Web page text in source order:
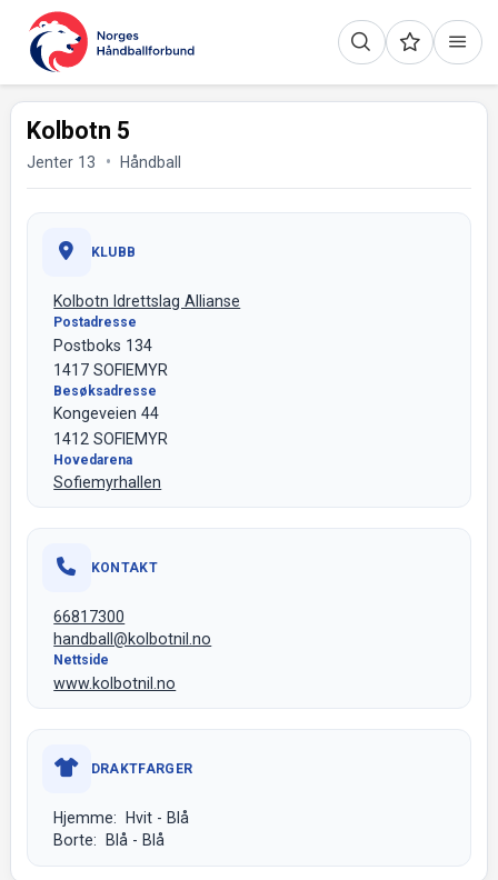
Kolbotn 5
Jenter 13 Håndball
KLUBB
Kolbotn Idrettslag Allianse
Postadresse
Postboks 134
1417 SOFIEMYR
Besøksadresse
Kongeveien 44
1412 SOFIEMYR
Hovedarena
Sofiemyrhallen
KONTAKT
66817300
handball@kolbotnil.no
Nettside
www.kolbotnil.no
DRAKTFARGER
Hjemme: Hvit - Blå
Borte: Blå - Blå